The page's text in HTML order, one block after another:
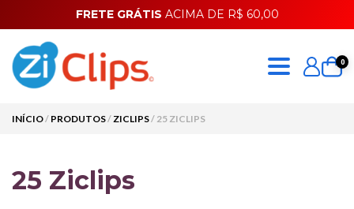
FRETE GRÁTIS ACIMA DE R$ 60,00
0
INÍCIO/ PRODUTOS/ZICLIPS/ 25 ZICLIPS
25 Ziclips